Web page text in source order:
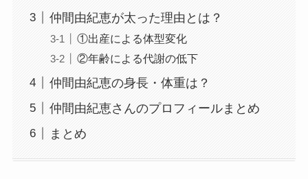
仲間由紀恵が太った理由とは？
①出産による体型変化
②年齢による代謝の低下
仲間由紀恵の身長・体重は？
仲間由紀恵さんのプロフィールまとめ
まとめ